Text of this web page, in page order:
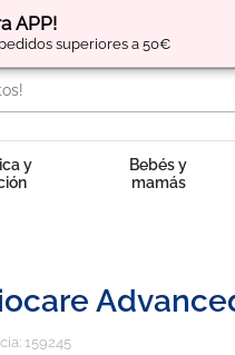
APP!
superiores a 50€
y obtén
y
Bebés y
mamás
159245